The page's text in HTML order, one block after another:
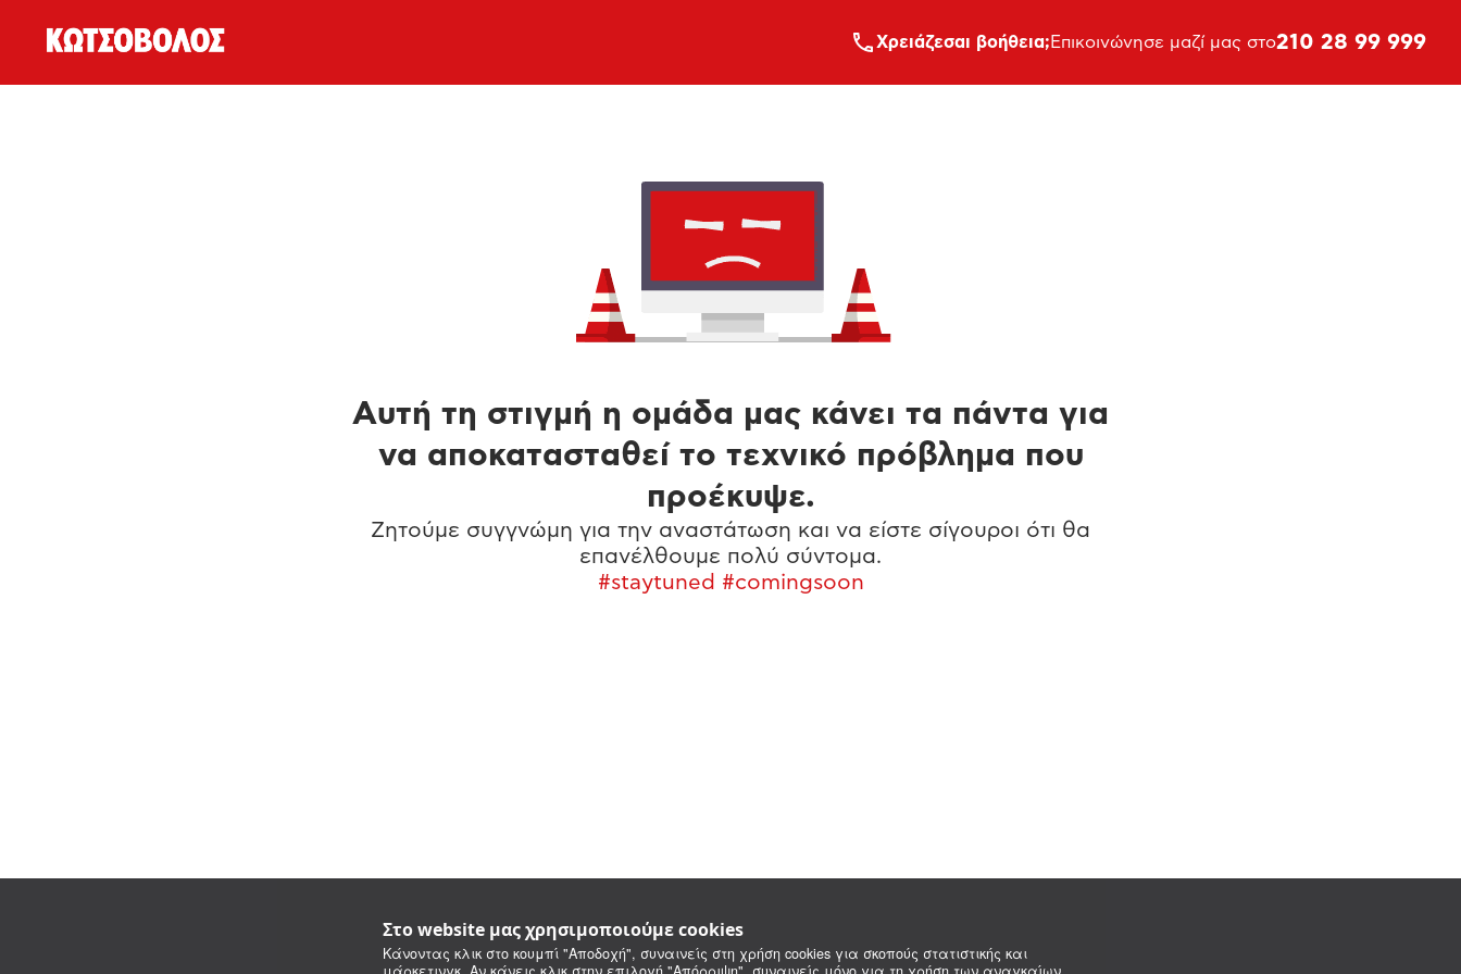
Στο website μας χρησιμοποιούμε cookies
Κάνοντας κλικ στο κουμπί "Αποδοχή", συναινείς στη χρήση cookies για σκοπούς στατιστικής και
Xρειάζεσαι βοήθεια; Επικοινώνησε μαζί μας στο210 28 99 999
Αυτή τη στιγμή η ομάδα μας κάνει τα πάντα για
να αποκατασταθεί το τεχνικό πρόβλημα που
προέκυψε.
Ζητούμε συγγνώμη για την αναστάτωση και να είστε σίγουροι ότι θα
επανέλθουμε πολύ σύντομα.
#staytuned #comingsoon